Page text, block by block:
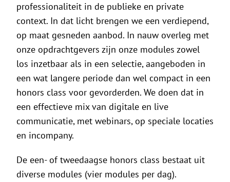
professionaliteit in de publieke en private
context. In dat licht brengen we een verdiepend,
op maat gesneden aanbod. In nauw overleg met
onze opdrachtgevers zijn onze modules zowel
los inzetbaar als in een selectie, aangeboden in
een wat langere periode dan wel compact in een
honors class voor gevorderden. We doen dat in
een effectieve mix van digitale en live
communicatie, met webinars, op speciale locaties
en incompany.
De een- of tweedaagse honors class bestaat uit
diverse modules (vier modules per dag).